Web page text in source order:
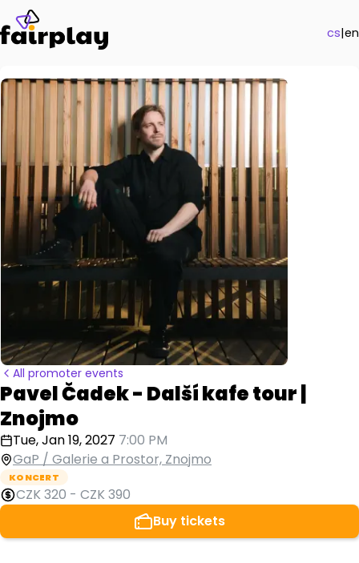
cs|en
All promoter events
Pavel Čadek - Další kafe tour |
Znojmo
Tue, Jan 19, 2027 7:00 PM
GaP / Galerie a Prostor, Znojmo
KONCERT
CZK 320 - CZK 390
Buy tickets